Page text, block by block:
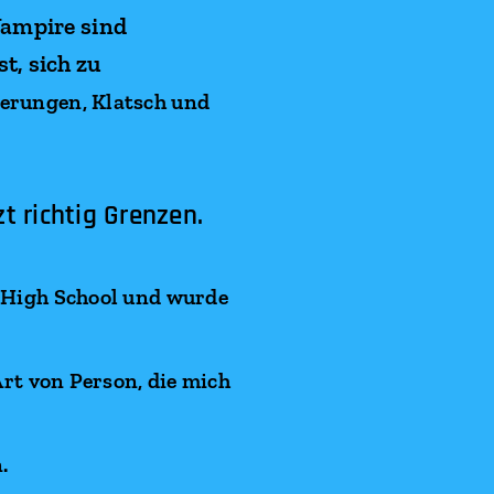
sind
sich zu
Klatsch und
richtig Grenzen.
School und wurde
von Person, die mich